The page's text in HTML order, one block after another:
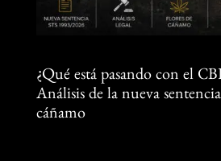
¿Qué está pasando con el
Análisis de la nueva
cáñamo